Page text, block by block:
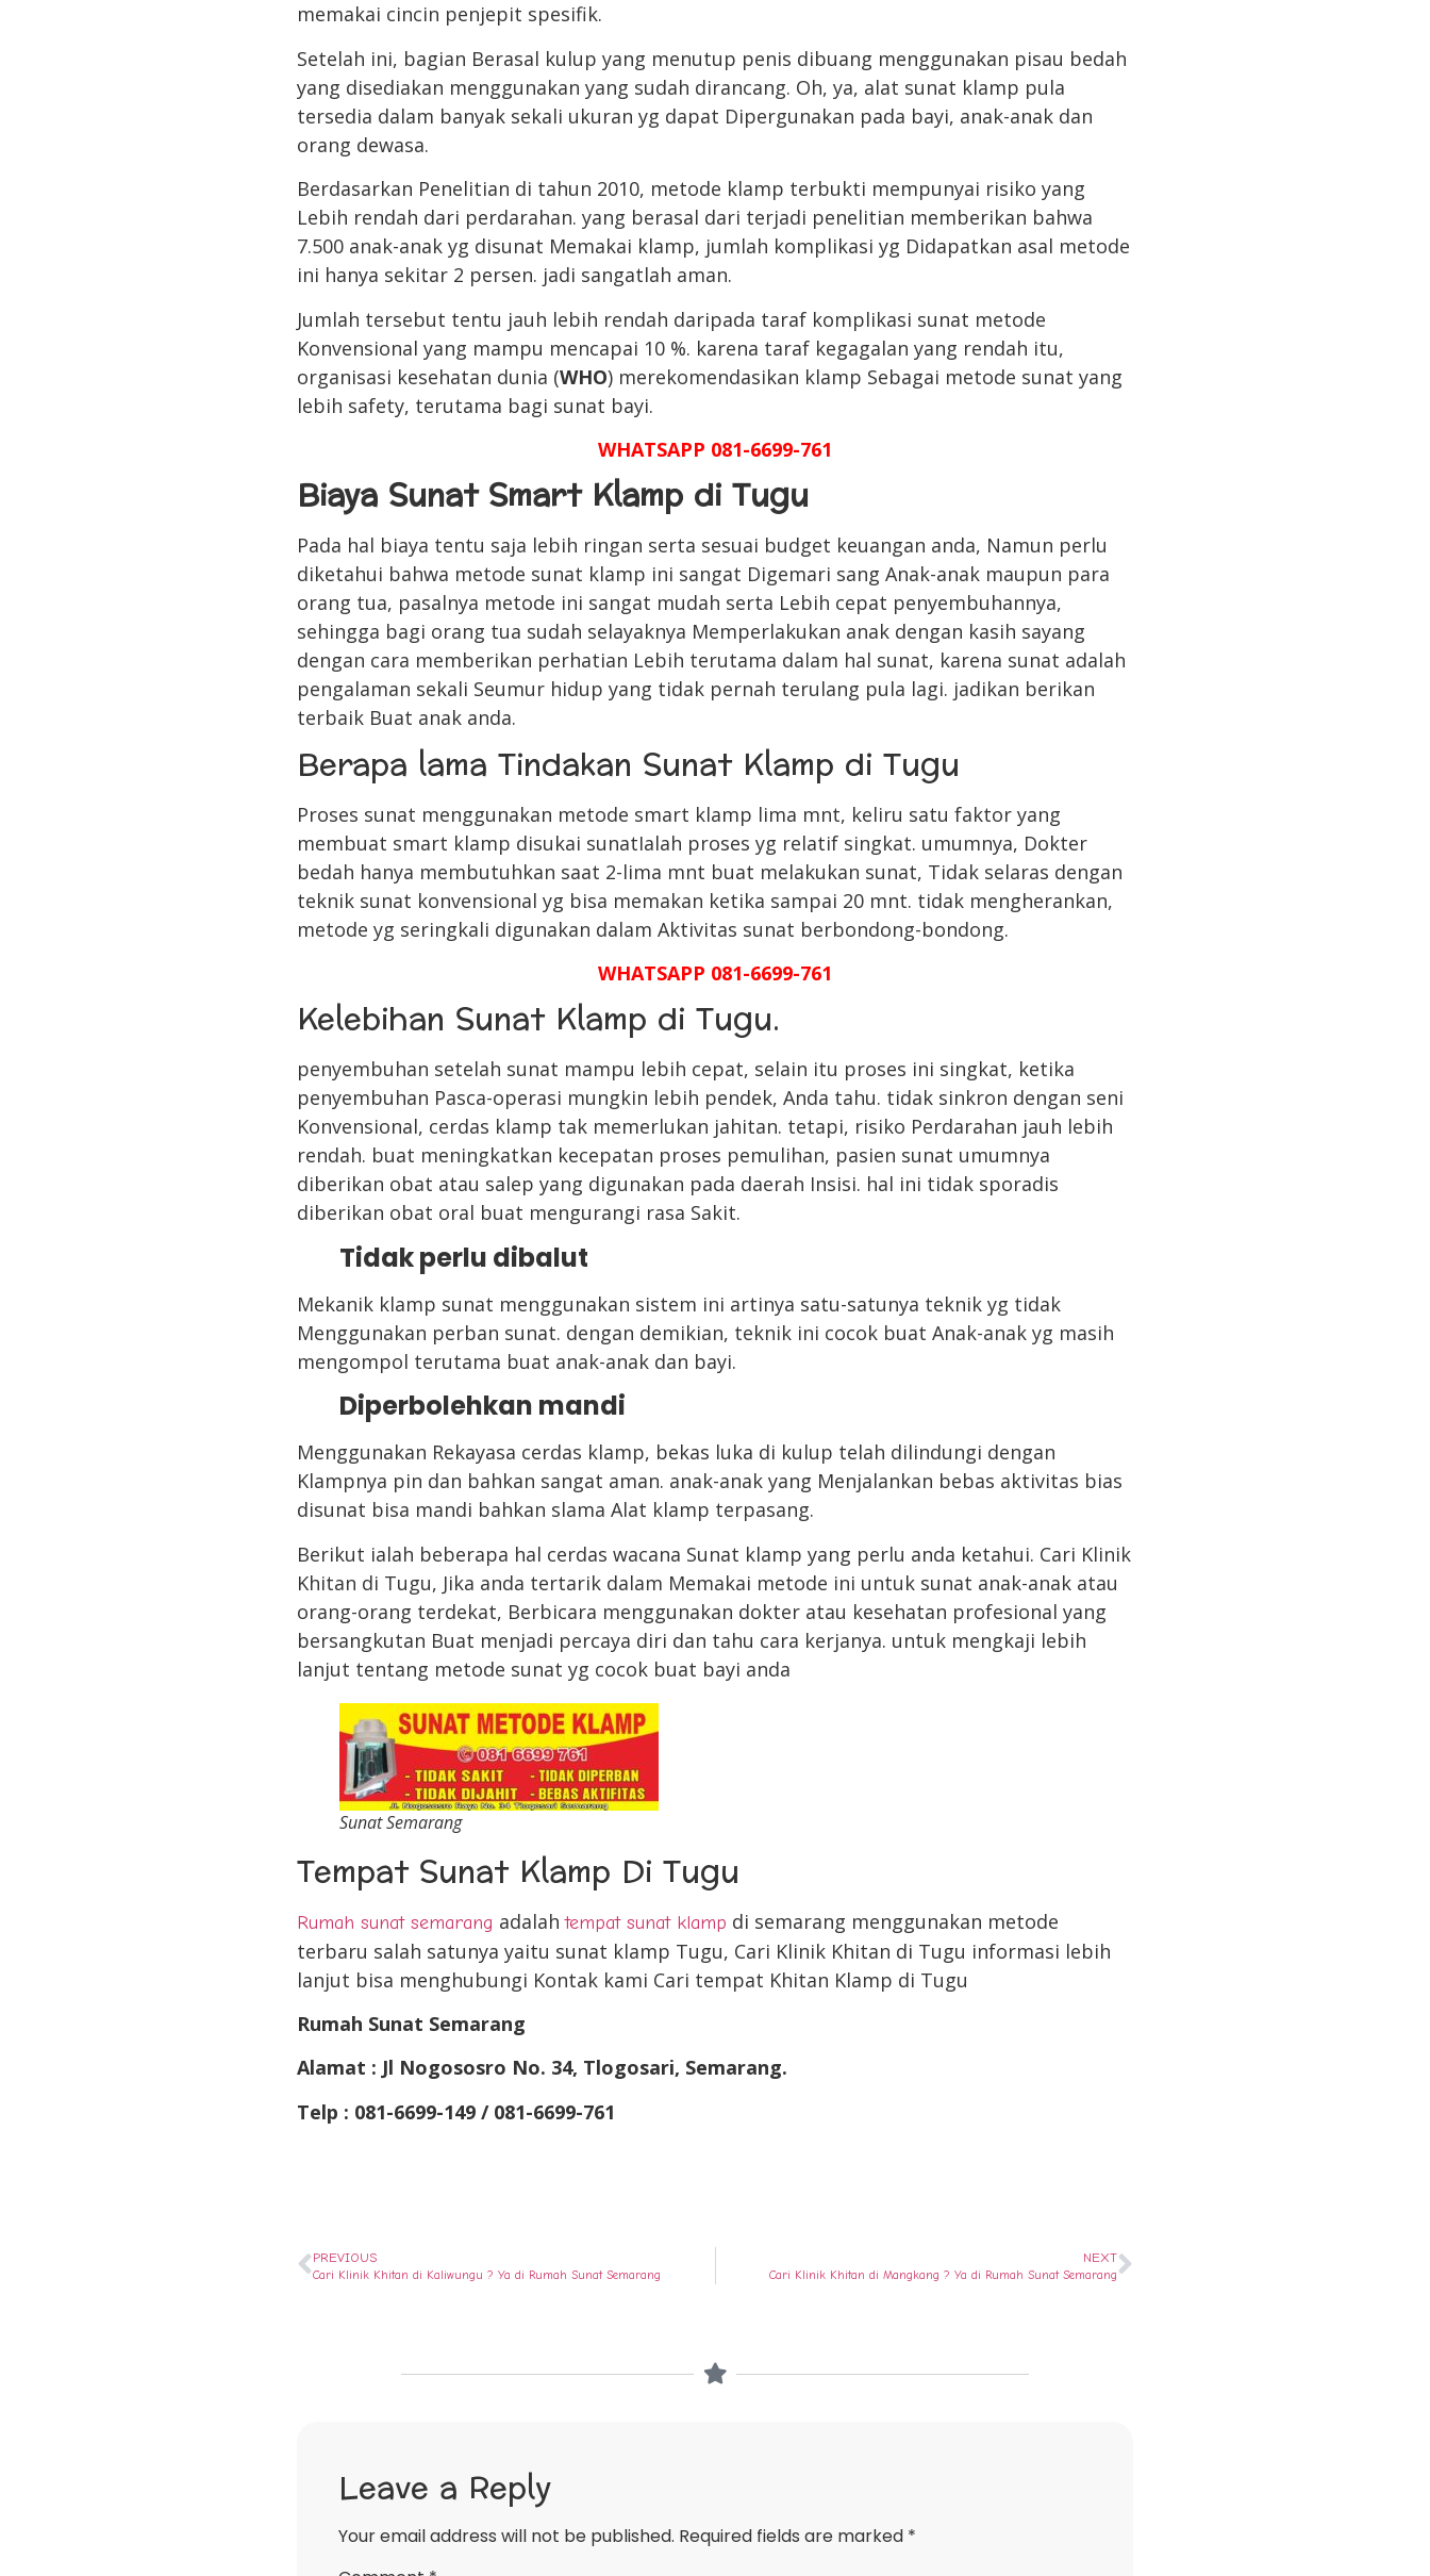
memakai cincin penjepit spesifik.
Setelah ini, bagian Berasal kulup yang menutup penis dibuang menggunakan pisau bedah
yang disediakan menggunakan yang sudah dirancang. Oh, ya, alat sunat klamp pula
tersedia dalam banyak sekali ukuran yg dapat Dipergunakan pada bayi, anak-anak dan
orang dewasa.
Berdasarkan Penelitian di tahun 2010, metode klamp terbukti mempunyai risiko yang
Lebih rendah dari perdarahan. yang berasal dari terjadi penelitian memberikan bahwa
7.500 anak-anak yg disunat Memakai klamp, jumlah komplikasi yg Didapatkan asal metode
ini hanya sekitar 2 persen. jadi sangatlah aman.
Jumlah tersebut tentu jauh lebih rendah daripada taraf komplikasi sunat metode
Konvensional yang mampu mencapai 10 %. karena taraf kegagalan yang rendah itu,
organisasi kesehatan dunia (WHO) merekomendasikan klamp Sebagai metode sunat yang
lebih safety, terutama bagi sunat bayi.
WHATSAPP 081-6699-761
Biaya Sunat Smart Klamp di Tugu
Pada hal biaya tentu saja lebih ringan serta sesuai budget keuangan anda, Namun perlu
diketahui bahwa metode sunat klamp ini sangat Digemari sang Anak-anak maupun para
orang tua, pasalnya metode ini sangat mudah serta Lebih cepat penyembuhannya,
sehingga bagi orang tua sudah selayaknya Memperlakukan anak dengan kasih sayang
dengan cara memberikan perhatian Lebih terutama dalam hal sunat, karena sunat adalah
pengalaman sekali Seumur hidup yang tidak pernah terulang pula lagi. jadikan berikan
terbaik Buat anak anda.
Berapa lama Tindakan Sunat Klamp di Tugu
Proses sunat menggunakan metode smart klamp lima mnt, keliru satu faktor yang
membuat smart klamp disukai sunatIalah proses yg relatif singkat. umumnya, Dokter
bedah hanya membutuhkan saat 2-lima mnt buat melakukan sunat, Tidak selaras dengan
teknik sunat konvensional yg bisa memakan ketika sampai 20 mnt. tidak mengherankan,
metode yg seringkali digunakan dalam Aktivitas sunat berbondong-bondong.
WHATSAPP 081-6699-761
Kelebihan Sunat Klamp di Tugu.
penyembuhan setelah sunat mampu lebih cepat, selain itu proses ini singkat, ketika
penyembuhan Pasca-operasi mungkin lebih pendek, Anda tahu. tidak sinkron dengan seni
Konvensional, cerdas klamp tak memerlukan jahitan. tetapi, risiko Perdarahan jauh lebih
rendah. buat meningkatkan kecepatan proses pemulihan, pasien sunat umumnya
diberikan obat atau salep yang digunakan pada daerah Insisi. hal ini tidak sporadis
diberikan obat oral buat mengurangi rasa Sakit.
Tidak perlu dibalut
Mekanik klamp sunat menggunakan sistem ini artinya satu-satunya teknik yg tidak
Menggunakan perban sunat. dengan demikian, teknik ini cocok buat Anak-anak yg masih
mengompol terutama buat anak-anak dan bayi.
Diperbolehkan mandi
Menggunakan Rekayasa cerdas klamp, bekas luka di kulup telah dilindungi dengan
Klampnya pin dan bahkan sangat aman. anak-anak yang Menjalankan bebas aktivitas bias
disunat bisa mandi bahkan slama Alat klamp terpasang.
Berikut ialah beberapa hal cerdas wacana Sunat klamp yang perlu anda ketahui. Cari Klinik
Khitan di Tugu, Jika anda tertarik dalam Memakai metode ini untuk sunat anak-anak atau
orang-orang terdekat, Berbicara menggunakan dokter atau kesehatan profesional yang
bersangkutan Buat menjadi percaya diri dan tahu cara kerjanya. untuk mengkaji lebih
lanjut tentang metode sunat yg cocok buat bayi anda
Sunat Semarang
Tempat Sunat Klamp Di Tugu
Rumah sunat semarang adalahtempat sunat klamp di semarang menggunakan metode
terbaru salah satunya yaitu sunat klamp Tugu, Cari Klinik Khitan di Tugu informasi lebih
lanjut bisa menghubungi Kontak kami Cari tempat Khitan Klamp di Tugu
Rumah Sunat Semarang
Alamat : Jl Nogososro No. 34, Tlogosari, Semarang.
Telp : 081-6699-149 / 081-6699-761
PREVIOUS
Cari Klinik Khitan di Kaliwungu ? Ya di Rumah Sunat Semarang
NEXT
Cari Klinik Khitan di Mangkang ? Ya di Rumah Sunat Semarang
Leave a Reply
Your email address will not be published. Required fields are marked *